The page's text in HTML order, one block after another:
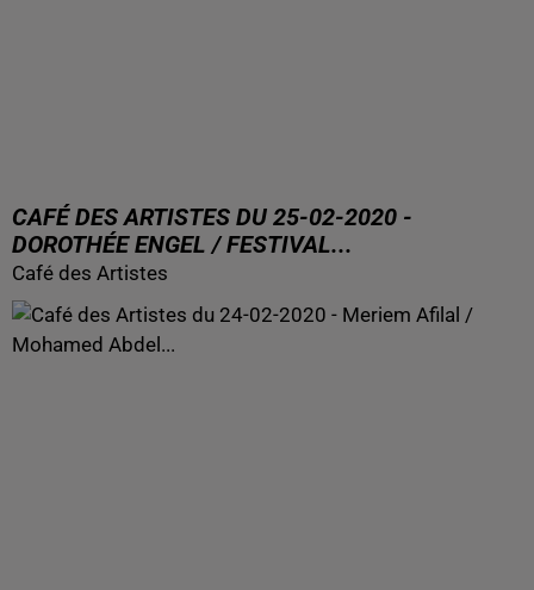
CAFÉ DES ARTISTES DU 25-02-2020 -
DOROTHÉE ENGEL / FESTIVAL...
Café des Artistes